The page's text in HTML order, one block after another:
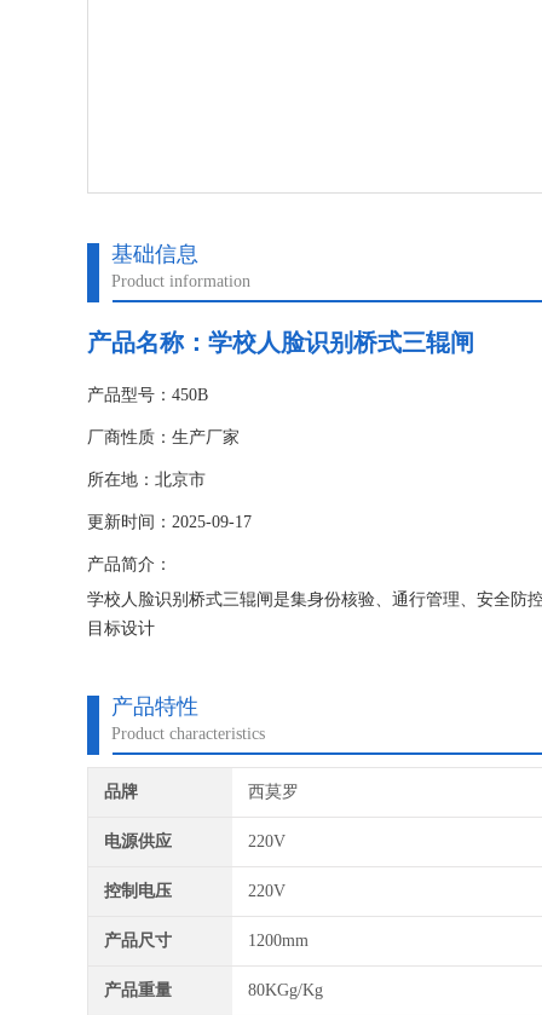
基础信息
Product information
产品名称： 学校人脸识别桥式三辊闸
产品型号：450B
厂商性质：生产厂家
所在地：北京市
更新时间：2025-09-17
产品简介：
学校人脸识别桥式三辊闸是集身份核验、通行管理、安全防
目标设计
产品特性
Product characteristics
品牌 西莫罗
电源供应 220V
控制电压 220V
产品尺寸 1200mm
产品重量 80KGg/Kg